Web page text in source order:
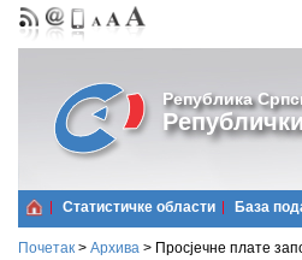
Република
Статистичке области Базa
Почетак > Архива > Просјечне плате